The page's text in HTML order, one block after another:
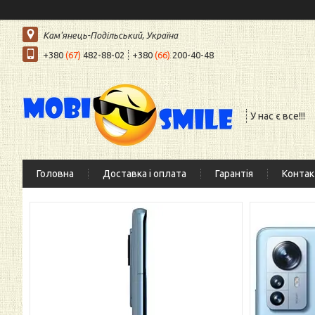
Кам'янець-Подільський, Україна
+380 (67)482-88-02 +380(66)200-40-48
У нас є все!!!
Головна Доставка і оплата Гарантія